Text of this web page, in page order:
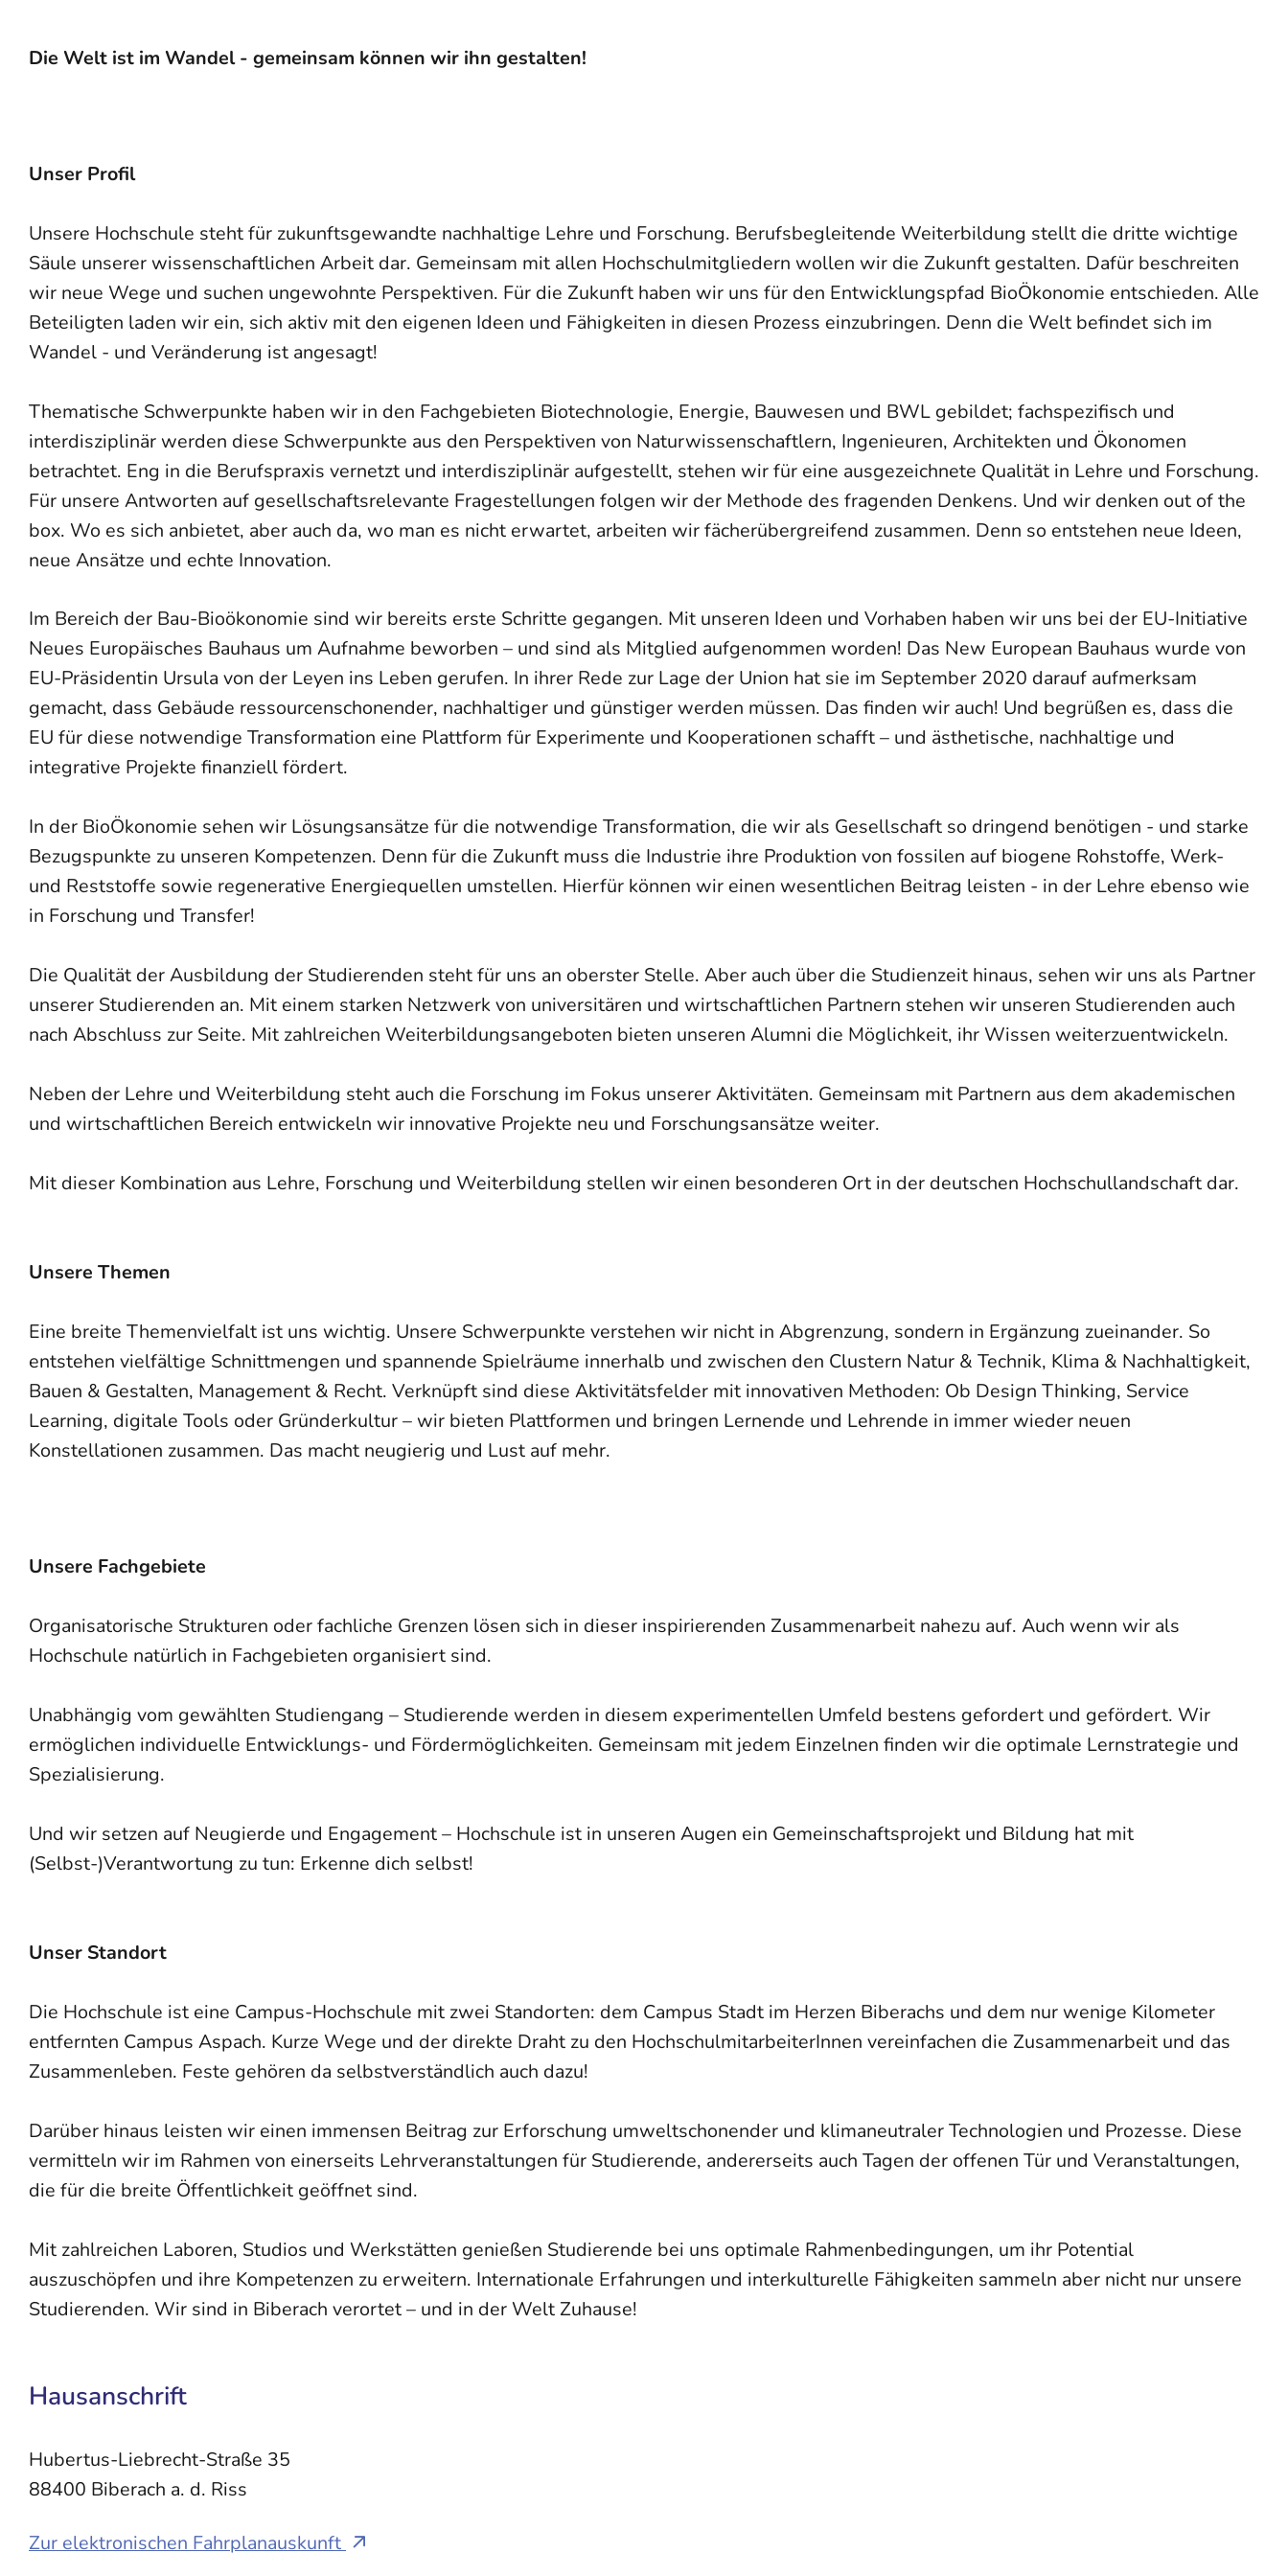
Die Welt ist im Wandel - gemeinsam können wir ihn gestalten!
Unser Profil
Unsere Hochschule steht für zukunftsgewandte nachhaltige Lehre und Forschung. Berufsbegleitende Weiterbildung stellt die dritte wichtige
Säule unserer wissenschaftlichen Arbeit dar. Gemeinsam mit allen Hochschulmitgliedern wollen wir die Zukunft gestalten. Dafür beschreiten
wir neue Wege und suchen ungewohnte Perspektiven. Für die Zukunft haben wir uns für den Entwicklungspfad BioÖkonomie entschieden. Alle
Beteiligten laden wir ein, sich aktiv mit den eigenen Ideen und Fähigkeiten in diesen Prozess einzubringen. Denn die Welt befindet sich im
Wandel - und Veränderung ist angesagt!
Thematische Schwerpunkte haben wir in den Fachgebieten Biotechnologie, Energie, Bauwesen und BWL gebildet; fachspezifisch und
interdisziplinär werden diese Schwerpunkte aus den Perspektiven von Naturwissenschaftlern, Ingenieuren, Architekten und Ökonomen
betrachtet. Eng in die Berufspraxis vernetzt und interdisziplinär aufgestellt, stehen wir für eine ausgezeichnete Qualität in Lehre und Forschung.
Für unsere Antworten auf gesellschaftsrelevante Fragestellungen folgen wir der Methode des fragenden Denkens. Und wir denken out of the
box. Wo es sich anbietet, aber auch da, wo man es nicht erwartet, arbeiten wir fächerübergreifend zusammen. Denn so entstehen neue Ideen,
neue Ansätze und echte Innovation.
Im Bereich der Bau-Bioökonomie sind wir bereits erste Schritte gegangen. Mit unseren Ideen und Vorhaben haben wir uns bei der EU-Initiative
Neues Europäisches Bauhaus um Aufnahme beworben – und sind als Mitglied aufgenommen worden! Das New European Bauhaus wurde von
EU-Präsidentin Ursula von der Leyen ins Leben gerufen. In ihrer Rede zur Lage der Union hat sie im September 2020 darauf aufmerksam
gemacht, dass Gebäude ressourcenschonender, nachhaltiger und günstiger werden müssen. Das finden wir auch! Und begrüßen es, dass die
EU für diese notwendige Transformation eine Plattform für Experimente und Kooperationen schafft – und ästhetische, nachhaltige und
integrative Projekte finanziell fördert.
In der BioÖkonomie sehen wir Lösungsansätze für die notwendige Transformation, die wir als Gesellschaft so dringend benötigen - und starke
Bezugspunkte zu unseren Kompetenzen. Denn für die Zukunft muss die Industrie ihre Produktion von fossilen auf biogene Rohstoffe, Werk-
und Reststoffe sowie regenerative Energiequellen umstellen. Hierfür können wir einen wesentlichen Beitrag leisten - in der Lehre ebenso wie
in Forschung und Transfer!
Die Qualität der Ausbildung der Studierenden steht für uns an oberster Stelle. Aber auch über die Studienzeit hinaus, sehen wir uns als Partner
unserer Studierenden an. Mit einem starken Netzwerk von universitären und wirtschaftlichen Partnern stehen wir unseren Studierenden auch
nach Abschluss zur Seite. Mit zahlreichen Weiterbildungsangeboten bieten unseren Alumni die Möglichkeit, ihr Wissen weiterzuentwickeln.
Neben der Lehre und Weiterbildung steht auch die Forschung im Fokus unserer Aktivitäten. Gemeinsam mit Partnern aus dem akademischen
und wirtschaftlichen Bereich entwickeln wir innovative Projekte neu und Forschungsansätze weiter.
Mit dieser Kombination aus Lehre, Forschung und Weiterbildung stellen wir einen besonderen Ort in der deutschen Hochschullandschaft dar.
Unsere Themen
Eine breite Themenvielfalt ist uns wichtig. Unsere Schwerpunkte verstehen wir nicht in Abgrenzung, sondern in Ergänzung zueinander. So
entstehen vielfältige Schnittmengen und spannende Spielräume innerhalb und zwischen den Clustern Natur & Technik, Klima & Nachhaltigkeit,
Bauen & Gestalten, Management & Recht. Verknüpft sind diese Aktivitätsfelder mit innovativen Methoden: Ob Design Thinking, Service
Learning, digitale Tools oder Gründerkultur – wir bieten Plattformen und bringen Lernende und Lehrende in immer wieder neuen
Konstellationen zusammen. Das macht neugierig und Lust auf mehr.
Unsere Fachgebiete
Organisatorische Strukturen oder fachliche Grenzen lösen sich in dieser inspirierenden Zusammenarbeit nahezu auf. Auch wenn wir als
Hochschule natürlich in Fachgebieten organisiert sind.
Unabhängig vom gewählten Studiengang – Studierende werden in diesem experimentellen Umfeld bestens gefordert und gefördert. Wir
ermöglichen individuelle Entwicklungs- und Fördermöglichkeiten. Gemeinsam mit jedem Einzelnen finden wir die optimale Lernstrategie und
Spezialisierung.
Und wir setzen auf Neugierde und Engagement – Hochschule ist in unseren Augen ein Gemeinschaftsprojekt und Bildung hat mit
(Selbst-)Verantwortung zu tun: Erkenne dich selbst!
Unser Standort
Die Hochschule ist eine Campus-Hochschule mit zwei Standorten: dem Campus Stadt im Herzen Biberachs und dem nur wenige Kilometer
entfernten Campus Aspach. Kurze Wege und der direkte Draht zu den HochschulmitarbeiterInnen vereinfachen die Zusammenarbeit und das
Zusammenleben. Feste gehören da selbstverständlich auch dazu!
Darüber hinaus leisten wir einen immensen Beitrag zur Erforschung umweltschonender und klimaneutraler Technologien und Prozesse. Diese
vermitteln wir im Rahmen von einerseits Lehrveranstaltungen für Studierende, andererseits auch Tagen der offenen Tür und Veranstaltungen,
die für die breite Öffentlichkeit geöffnet sind.
Mit zahlreichen Laboren, Studios und Werkstätten genießen Studierende bei uns optimale Rahmenbedingungen, um ihr Potential
auszuschöpfen und ihre Kompetenzen zu erweitern. Internationale Erfahrungen und interkulturelle Fähigkeiten sammeln aber nicht nur unsere
Studierenden. Wir sind in Biberach verortet – und in der Welt Zuhause!
Hausanschrift
Hubertus-Liebrecht-Straße 35
88400 Biberach a. d. Riss
Zur elektronischen Fahrplanauskunft